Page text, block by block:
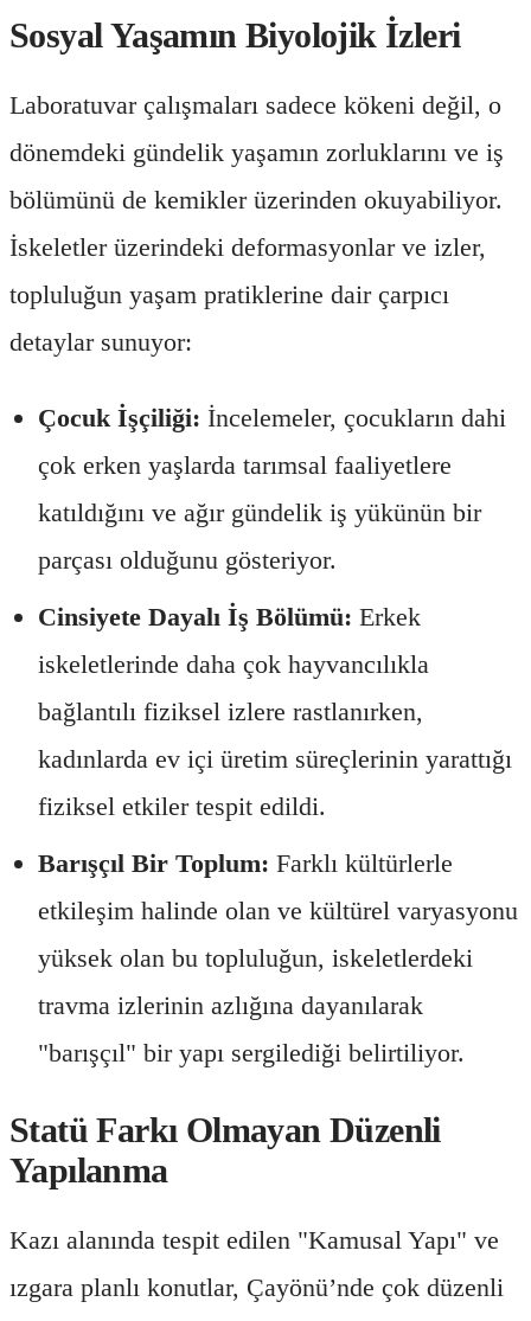
Sosyal Yaşamın Biyolojik İzleri
Laboratuvar çalışmaları sadece kökeni değil, o
dönemdeki gündelik yaşamın zorluklarını ve iş
bölümünü de kemikler üzerinden okuyabiliyor.
İskeletler üzerindeki deformasyonlar ve izler,
topluluğun yaşam pratiklerine dair çarpıcı
detaylar sunuyor:
Çocuk İşçiliği: İncelemeler, çocukların dahi
çok erken yaşlarda tarımsal faaliyetlere
katıldığını ve ağır gündelik iş yükünün bir
parçası olduğunu gösteriyor.
Cinsiyete Dayalı İş Bölümü: Erkek
iskeletlerinde daha çok hayvancılıkla
bağlantılı fiziksel izlere rastlanırken,
kadınlarda ev içi üretim süreçlerinin yarattığı
fiziksel etkiler tespit edildi.
Barışçıl Bir Toplum: Farklı kültürlerle
etkileşim halinde olan ve kültürel varyasyonu
yüksek olan bu topluluğun, iskeletlerdeki
travma izlerinin azlığına dayanılarak
"barışçıl" bir yapı sergilediği belirtiliyor.
Statü Farkı Olmayan Düzenli
Yapılanma
Kazı alanında tespit edilen "Kamusal Yapı" ve
ızgara planlı konutlar, Çayönü’nde çok düzenli